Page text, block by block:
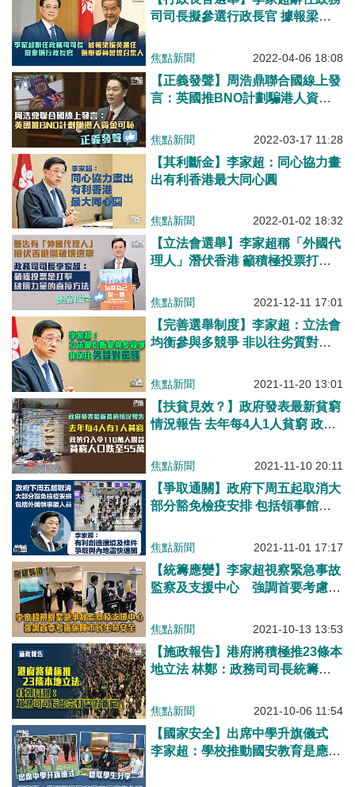
司司長擬參選行政長官 據報梁振
焦點新聞 2022-04-06 18:08
【正義發聲】周浩鼎聯合國線上發
言：英國推BNO計劃騙港人資金
焦點新聞 2022-03-17 11:28
【其利斷金】李家超：同心協力畫
出有利香港最大同心圓
焦點新聞 2022-01-02 18:32
【立法會選舉】李家超稱「外國代
理人」潛伏香港 籲積極投票打擊
焦點新聞 2021-12-11 17:01
【完善選舉制度】李家超：立法會
均衡參與多競爭 非以往劣質對罵
焦點新聞 2021-11-20 13:01
【扶貧見效？】政府發表最新貧窮
情況報告 去年每4人1人貧窮 政策
55萬
焦點新聞 2021-11-10 20:11
【爭取通關】政府下周五起取消大
部分豁免檢疫安排 包括領事館人
焦點新聞 2021-11-01 17:17
【統籌應變】李家超視察緊急事故
監察及支援中心 強調首要考慮保
焦點新聞 2021-10-13 13:53
【施政報告】港府將積極推23條本
地立法 林鄭：政務司司長統籌打
焦點新聞 2021-10-06 11:54
【國家安全】出席中學升旗儀式
李家超：學校推動國安教育是應有